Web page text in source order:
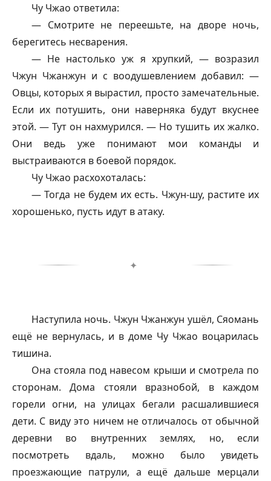
Чу Чжао ответила:
— Смотрите не переешьте, на дворе ночь,
берегитесь несварения.
— Не настолько уж я хрупкий, — возразил
Чжун Чжанжун и с воодушевлением добавил: —
Овцы, которых я вырастил, просто замечательные.
Если их потушить, они наверняка будут вкуснее
этой. — Тут он нахмурился. — Но тушить их жалко.
Они ведь уже понимают мои команды и
выстраиваются в боевой порядок.
Чу Чжао расхохоталась:
— Тогда не будем их есть. Чжун-шу, растите их
хорошенько, пусть идут в атаку.
✦
Наступила ночь. Чжун Чжанжун ушёл, Сяомань
ещё не вернулась, и в доме Чу Чжао воцарилась
тишина.
Она стояла под навесом крыши и смотрела по
сторонам. Дома стояли вразнобой, в каждом
горели огни, на улицах бегали расшалившиеся
дети. С виду это ничем не отличалось от обычной
деревни во внутренних землях, но, если
посмотреть вдаль, можно было увидеть
проезжающие патрули, а ещё дальше мерцали